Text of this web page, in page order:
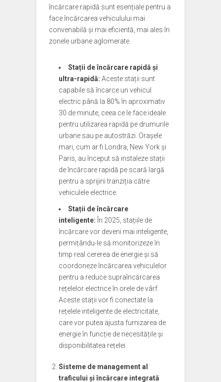
încărcare rapidă sunt esențiale pentru a
face încărcarea vehiculului mai
convenabilă și mai eficientă, mai ales în
zonele urbane aglomerate.
Stații de încărcare rapidă și
ultra-rapidă: Aceste stații sunt
capabile să încarce un vehicul
electric până la 80% în aproximativ
30 de minute, ceea ce le face ideale
pentru utilizarea rapidă pe drumurile
urbane sau pe autostrăzi. Orașele
mari, cum ar fi Londra, New York și
Paris, au început să instaleze stații
de încărcare rapidă pe scară largă
pentru a sprijini tranziția către
vehiculele electrice.
Stații de încărcare
inteligente: În 2025, stațiile de
încărcare vor deveni mai inteligente,
permițându-le să monitorizeze în
timp real cererea de energie și să
coordoneze încărcarea vehiculelor
pentru a reduce supraîncărcarea
rețelelor electrice în orele de vârf.
Aceste stații vor fi conectate la
rețelele inteligente de electricitate,
care vor putea ajusta furnizarea de
energie în funcție de necesitățile și
disponibilitatea rețelei.
Sisteme de management al
traficului și încărcare integrată